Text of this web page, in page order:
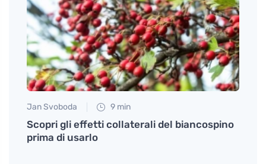
Jan Svoboda 9 min
Scopri gli effetti collaterali del biancospino
prima di usarlo